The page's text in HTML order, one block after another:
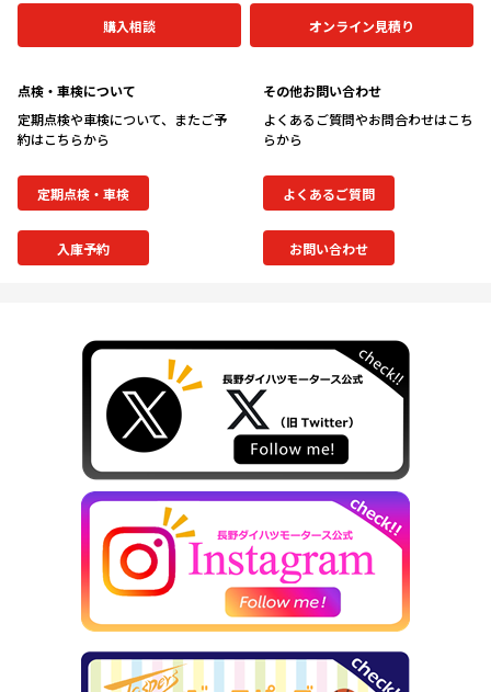
購入相談 オンライン見積り
点検・車検について
定期点検や車検について、またご予
約はこちらから
定期点検・車検
入庫予約
その他お問い合わせ
よくあるご質問やお問合わせはこち
らから
よくあるご質問
お問い合わせ